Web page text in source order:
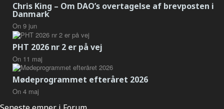
Chris King – Om DAO’s overtagelse af brevposten i
Danmark
On 9 jun
PHT 2026 nr 2 er på vej
On 11 maj
Mødeprogrammet efteråret 2026
On 4 maj